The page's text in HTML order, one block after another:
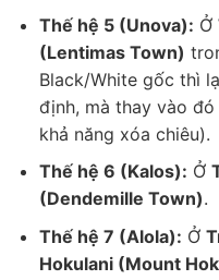
Thế hệ 5 (Unova): Ở
(Lentimas Town)
Black/White gốc thì
định, mà thay vào
khả năng xóa chiêu).
Thế hệ 6 (Kalos): Ở
(Dendemille Town).
Thế hệ 7 (Alola): Ở
Hokulani (Mount